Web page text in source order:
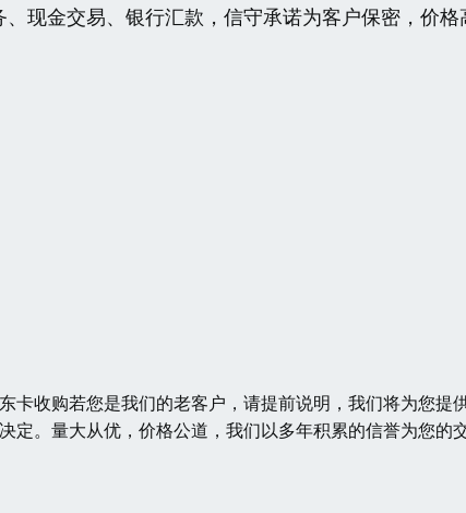
现金交易、银行汇款，信守承诺为客户保密，价格
卡收购若您是我们的老客户，请提前说明，我们将为您提
定。量大从优，价格公道，我们以多年积累的信誉为您的